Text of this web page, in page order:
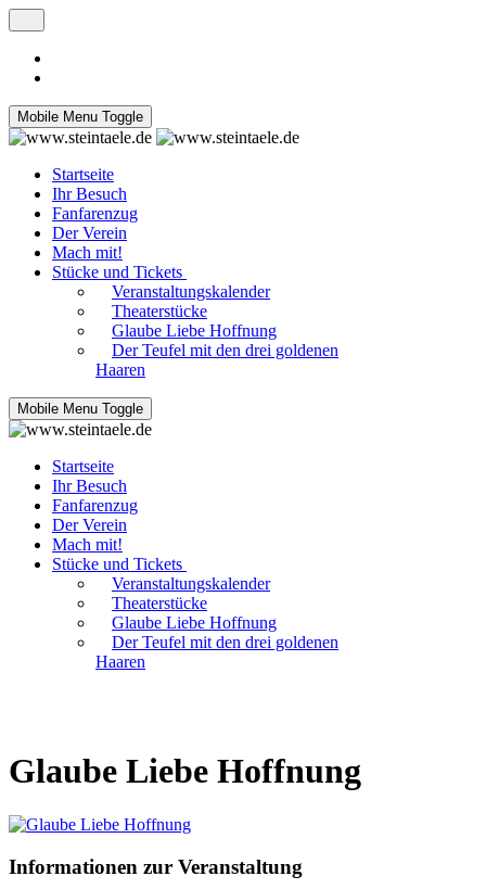
Mobile Menu Toggle
Startseite
Ihr Besuch
Fanfarenzug
Der Verein
Mach mit!
Stücke und Tickets
Veranstaltungskalender
Theaterstücke
Glaube Liebe Hoffnung
Der Teufel mit den drei goldenen
Haaren
Mobile Menu Toggle
Startseite
Ihr Besuch
Fanfarenzug
Der Verein
Mach mit!
Stücke und Tickets
Veranstaltungskalender
Theaterstücke
Glaube Liebe Hoffnung
Der Teufel mit den drei goldenen
Haaren
Glaube Liebe Hoffnung
Informationen zur Veranstaltung